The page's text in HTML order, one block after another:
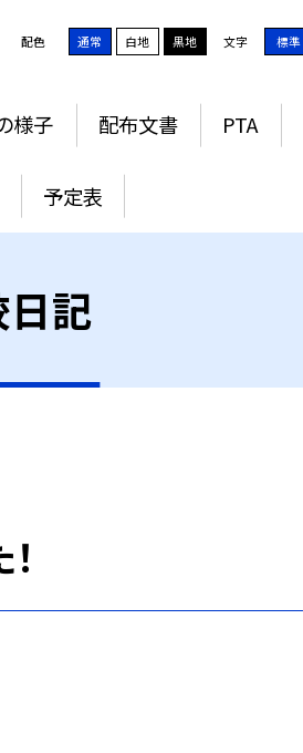
配色 通常 白地 黒地 文字 標準
様子 配布文書 PTA
予定表
記